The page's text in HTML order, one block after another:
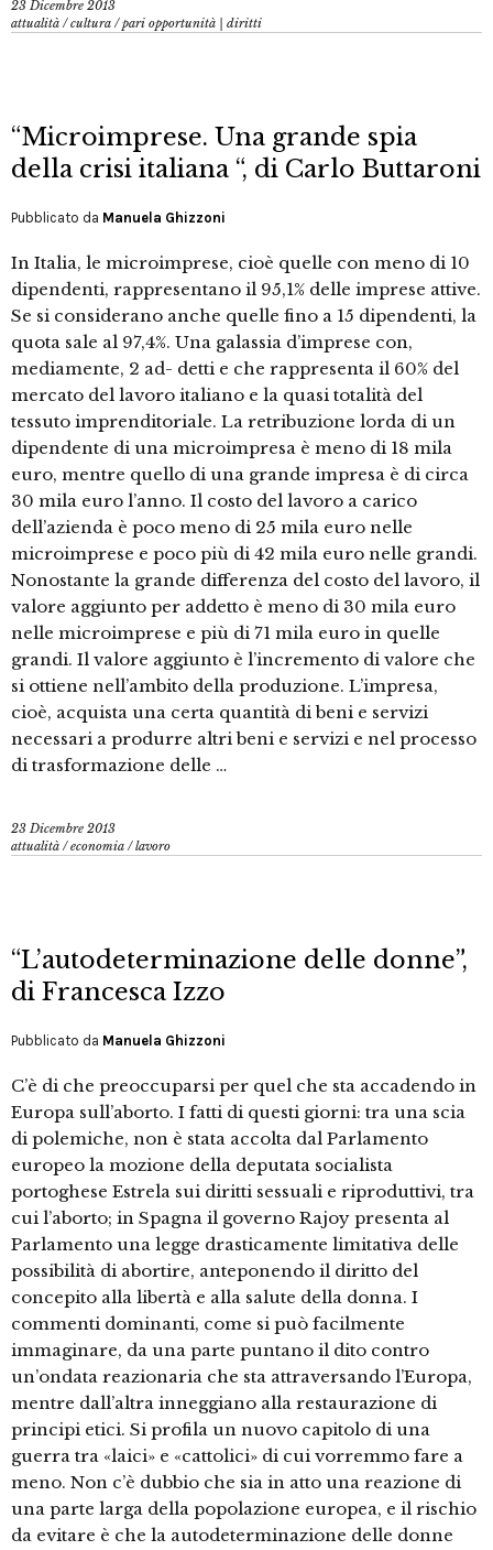
23 Dicembre 2013
attualità /cultura /pari opportunità | diritti
“Microimprese. Una grande spia
della crisi italiana “, di Carlo Buttaroni
Pubblicato da Manuela Ghizzoni
In Italia, le microimprese, cioè quelle con meno di 10
dipendenti, rappresentano il 95,1% delle imprese attive.
Se si considerano anche quelle fino a 15 dipendenti, la
quota sale al 97,4%. Una galassia d’imprese con,
mediamente, 2 ad- detti e che rappresenta il 60% del
mercato del lavoro italiano e la quasi totalità del
tessuto imprenditoriale. La retribuzione lorda di un
dipendente di una microimpresa è meno di 18 mila
euro, mentre quello di una grande impresa è di circa
30 mila euro l’anno. Il costo del lavoro a carico
dell’azienda è poco meno di 25 mila euro nelle
microimprese e poco più di 42 mila euro nelle grandi.
Nonostante la grande differenza del costo del lavoro, il
valore aggiunto per addetto è meno di 30 mila euro
nelle microimprese e più di 71 mila euro in quelle
grandi. Il valore aggiunto è l’incremento di valore che
si ottiene nell’ambito della produzione. L’impresa,
cioè, acquista una certa quantità di beni e servizi
necessari a produrre altri beni e servizi e nel processo
di trasformazione delle …
23 Dicembre 2013
attualità /economia /lavoro
“L’autodeterminazione delle donne”,
di Francesca Izzo
Pubblicato da Manuela Ghizzoni
C’è di che preoccuparsi per quel che sta accadendo in
Europa sull’aborto. I fatti di questi giorni: tra una scia
di polemiche, non è stata accolta dal Parlamento
europeo la mozione della deputata socialista
portoghese Estrela sui diritti sessuali e riproduttivi, tra
cui l’aborto; in Spagna il governo Rajoy presenta al
Parlamento una legge drasticamente limitativa delle
possibilità di abortire, anteponendo il diritto del
concepito alla libertà e alla salute della donna. I
commenti dominanti, come si può facilmente
immaginare, da una parte puntano il dito contro
un’ondata reazionaria che sta attraversando l’Europa,
mentre dall’altra inneggiano alla restaurazione di
principi etici. Si profila un nuovo capitolo di una
guerra tra «laici» e «cattolici» di cui vorremmo fare a
meno. Non c’è dubbio che sia in atto una reazione di
una parte larga della popolazione europea, e il rischio
da evitare è che la autodeterminazione delle donne